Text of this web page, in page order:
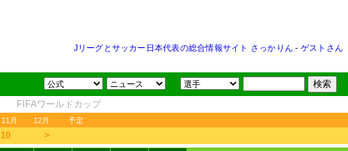
Jリーグとサッカー日本代表の総合情報サイト さっかりん - ゲストさん
FIFAワールドカップ
11月 12月 予定
10 ＞